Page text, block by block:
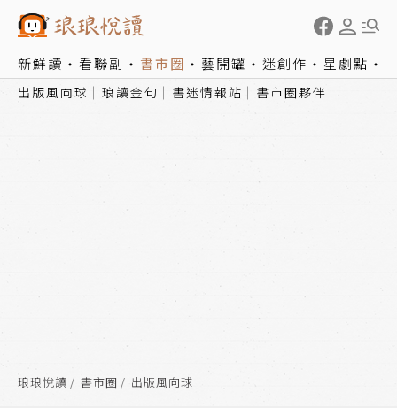
新鮮讀 看聯副 書市圈 藝開罐 迷創作 星劇點
出版風向球 琅讀金句 書迷情報站 書市圈夥伴
琅琅悅讀 書市圈 出版風向球